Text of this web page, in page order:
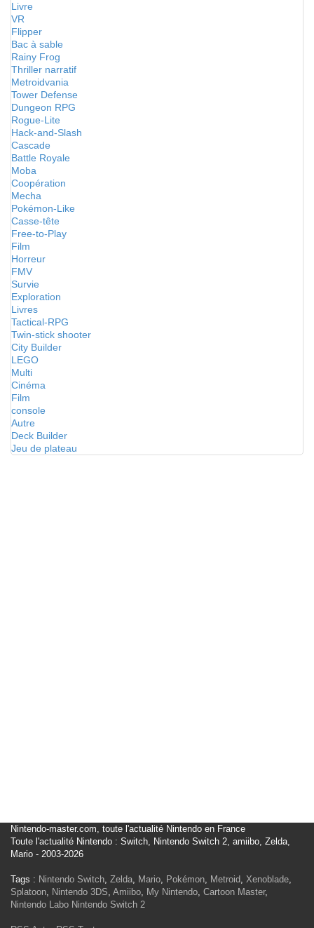
Livre
VR
Flipper
Bac à sable
Rainy Frog
Thriller narratif
Metroidvania
Tower Defense
Dungeon RPG
Rogue-Lite
Hack-and-Slash
Cascade
Battle Royale
Moba
Coopération
Mecha
Pokémon-Like
Casse-tête
Free-to-Play
Film
Horreur
FMV
Survie
Exploration
Livres
Tactical-RPG
Twin-stick shooter
City Builder
LEGO
Multi
Cinéma
Film
console
Autre
Deck Builder
Jeu de plateau
Nintendo-master.com, toute l'actualité Nintendo en France
Toute l'actualité Nintendo : Switch, Nintendo Switch 2, amiibo, Zelda,
Mario - 2003-2026
Tags : Nintendo Switch, Zelda, Mario, Pokémon, Metroid, Xenoblade,
Splatoon, Nintendo 3DS, Amiibo, My Nintendo, Cartoon Master,
Nintendo Labo Nintendo Switch 2